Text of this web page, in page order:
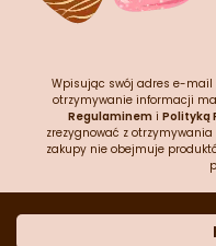
Wpisując swój adres e-mail
otrzymywanie informacji
Regulaminem i Polityką
zrezygnować z
zakupy nie obejmuje